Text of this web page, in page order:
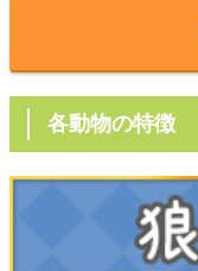
各動物の特徴